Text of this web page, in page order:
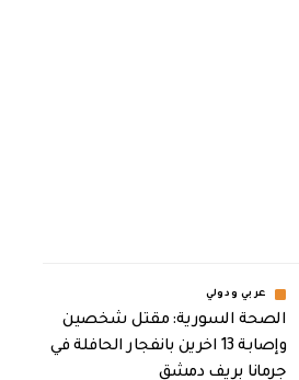
عربي ودولي
الصحة السورية: مقتل شخصين
وإصابة 13 اخرين بانفجار الحافلة في
جرمانا بريف دمشق